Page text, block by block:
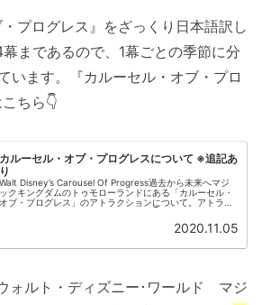
・プログレス』をざっくり日本語訳し
まであるので、1幕ごとの季節に分
います。『カルーセル・オブ・プロ
ちら👇
カルーセル・オブ・プログレスについて ※追記あ
り
Walt Disney’s Carousel Of Progress過去から未来へマジ
ックキングダムのトゥモローランドにある「カルーセル・
オブ・プログレス」のアトラクションについて。アトラク
2020.11.05
ォルト・ディズニー･ワールド マジ